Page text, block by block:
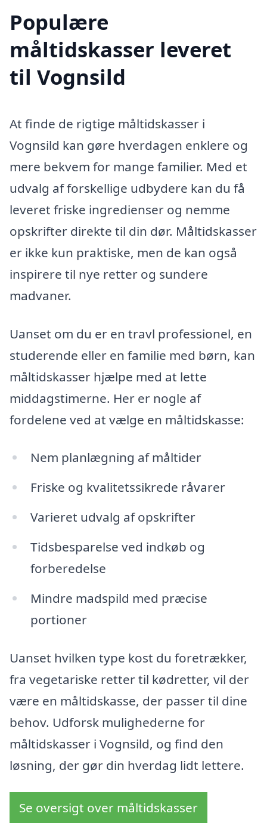
Populære
måltidskasser leveret
til Vognsild
At finde de rigtige måltidskasser i
Vognsild kan gøre hverdagen enklere og
mere bekvem for mange familier. Med et
udvalg af forskellige udbydere kan du få
leveret friske ingredienser og nemme
opskrifter direkte til din dør. Måltidskasser
er ikke kun praktiske, men de kan også
inspirere til nye retter og sundere
madvaner.
Uanset om du er en travl professionel, en
studerende eller en familie med børn, kan
måltidskasser hjælpe med at lette
middagstimerne. Her er nogle af
fordelene ved at vælge en måltidskasse:
Nem planlægning af måltider
Friske og kvalitetssikrede råvarer
Varieret udvalg af opskrifter
Tidsbesparelse ved indkøb og
forberedelse
Mindre madspild med præcise
portioner
Uanset hvilken type kost du foretrækker,
fra vegetariske retter til kødretter, vil der
være en måltidskasse, der passer til dine
behov. Udforsk mulighederne for
måltidskasser i Vognsild, og find den
løsning, der gør din hverdag lidt lettere.
Se oversigt over måltidskasser